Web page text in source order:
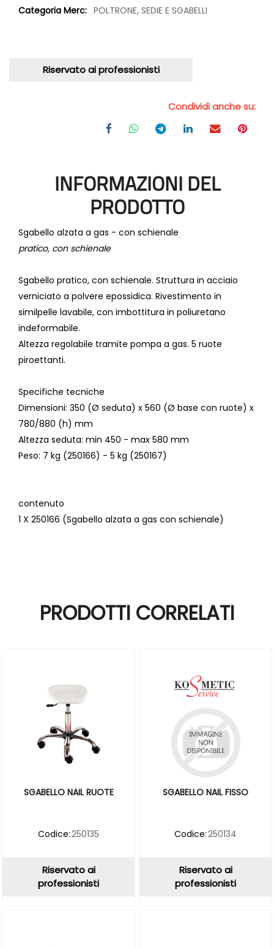
Categoria Merc: POLTRONE, SEDIE E SGABELLI
Riservato ai professionisti
Condividi anche su:
INFORMAZIONI DEL
PRODOTTO
Sgabello alzata a gas - con schienale
pratico, con schienale
Sgabello pratico, con schienale. Struttura in acciaio
verniciato a polvere epossidica. Rivestimento in
similpelle lavabile, con imbottitura in poliuretano
indeformabile.
Altezza regolabile tramite pompa a gas. 5 ruote
piroettanti.
Specifiche tecniche
Dimensioni: 350 (Ø seduta) x 560 (Ø base con ruote) x
780/880 (h) mm
Altezza seduta: min 450 - max 580 mm
Peso: 7 kg (250166) - 5 kg (250167)
contenuto
1 X 250166 (Sgabello alzata a gas con schienale)
PRODOTTI CORRELATI
SGABELLO NAIL RUOTE
Codice:250135
Riservato ai
professionisti
SGABELLO NAIL FISSO
Codice:250134
Riservato ai
professionisti